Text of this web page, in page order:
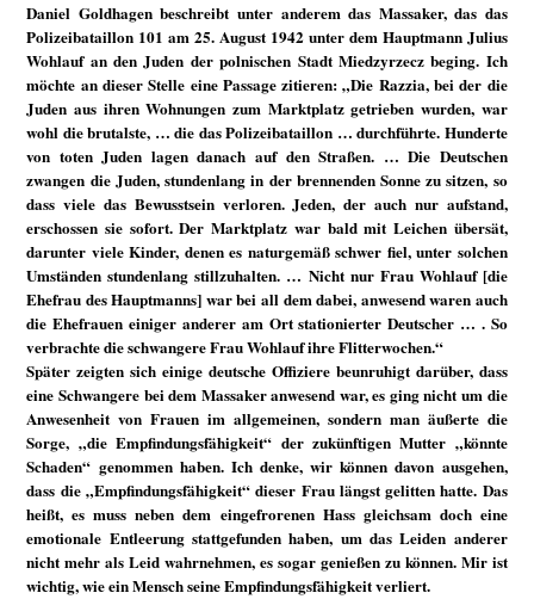
Daniel Goldhagen beschreibt unter anderem das Massaker, das das
Polizeibataillon 101 am 25. August 1942 unter dem Hauptmann Julius
Wohlauf an den Juden der polnischen Stadt Miedzyrzecz beging. Ich
möchte an dieser Stelle eine Passage zitieren: „Die Razzia, bei der die
Juden aus ihren Wohnungen zum Marktplatz getrieben wurden, war
wohl die brutalste, … die das Polizeibataillon … durchführte. Hunderte
von toten Juden lagen danach auf den Straßen. … Die Deutschen
zwangen die Juden, stundenlang in der brennenden Sonne zu sitzen, so
dass viele das Bewusstsein verloren. Jeden, der auch nur aufstand,
erschossen sie sofort. Der Marktplatz war bald mit Leichen übersät,
darunter viele Kinder, denen es naturgemäß schwer fiel, unter solchen
Umständen stundenlang stillzuhalten. … Nicht nur Frau Wohlauf [die
Ehefrau des Hauptmanns] war bei all dem dabei, anwesend waren auch
die Ehefrauen einiger anderer am Ort stationierter Deutscher … . So
verbrachte die schwangere Frau Wohlauf ihre Flitterwochen.“
Später zeigten sich einige deutsche Offiziere beunruhigt darüber, dass
eine Schwangere bei dem Massaker anwesend war, es ging nicht um die
Anwesenheit von Frauen im allgemeinen, sondern man äußerte die
Sorge, „die Empfindungsfähigkeit“ der zukünftigen Mutter „könnte
Schaden“ genommen haben. Ich denke, wir können davon ausgehen,
dass die „Empfindungsfähigkeit“ dieser Frau längst gelitten hatte. Das
heißt, es muss neben dem eingefrorenen Hass gleichsam doch eine
emotionale Entleerung stattgefunden haben, um das Leiden anderer
nicht mehr als Leid wahrnehmen, es sogar genießen zu können. Mir ist
wichtig, wie ein Mensch seine Empfindungsfähigkeit verliert.